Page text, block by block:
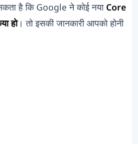
है कि Google ने कोई नया Core
हो। तो इसकी जानकारी आपको होनी